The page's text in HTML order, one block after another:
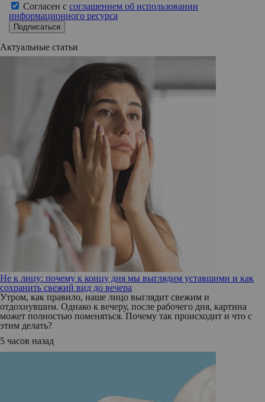
Согласен с соглашением об использовании
информационного ресурса
Подписаться
Актуальные статьи
Не к лицу: почему к концу дня мы выглядим уставшими и как
сохранить свежий вид до вечера
Утром, как правило, наше лицо выглядит свежим и
отдохнувшим. Однако к вечеру, после рабочего дня, картина
может полностью поменяться. Почему так происходит и что с
этим делать?
5 часов назад